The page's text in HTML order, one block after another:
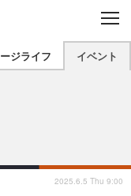
C
O
S
E
ップを地域から探す
北陸
ジライフ イベント
2025.6.5 Thu 9:00